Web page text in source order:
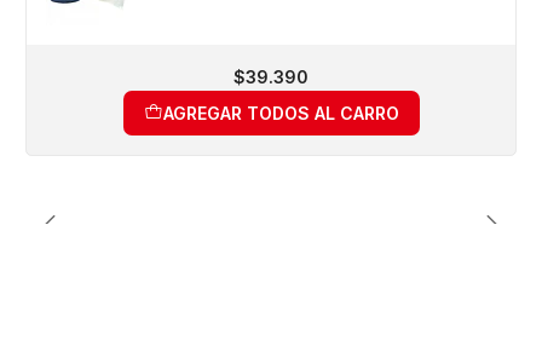
$39.390
AGREGAR TODOS AL CARRO